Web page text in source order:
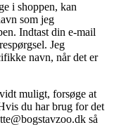
i shoppen, kan
som jeg
Indtast din e-mail
Jeg
navn, når det er
muligt, forsøge at
du har brug for det
så